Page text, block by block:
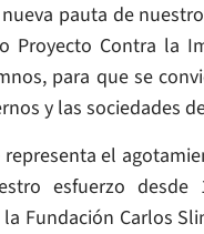
pauta de
Proyecto Contra la
para que se
y las sociedades
el
esfuerzo desde
Fundación Carlos